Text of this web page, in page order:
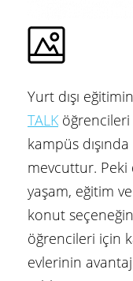
Yurt dışı
TALKöğrencileri
kampüs
mevcuttur. Peki
yaşam, eğitim
konut
öğrencileri için
evlerinin